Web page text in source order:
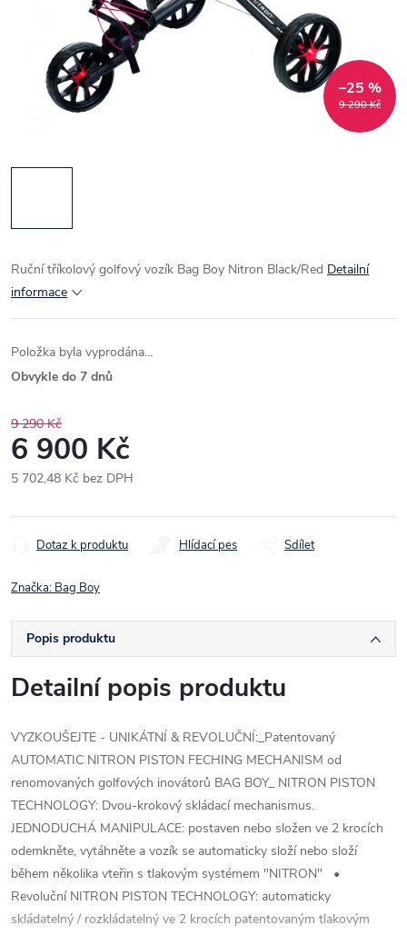
9 290 Kč
–25 %
Ruční tříkolový golfový vozík Bag Boy Nitron Black/Red Detailní
informace
Položka byla vyprodána…
Obvykle do 7 dnů
9 290 Kč
6 900 Kč
5 702,48 Kč bez DPH
cena:
Dotaz k produktu Hlídací pes Sdílet
Značka: Bag Boy
Popis produktu
Detailní popis produktu
VYZKOUŠEJTE - UNIKÁTNÍ & REVOLUČNÍ:_Patentovaný
AUTOMATIC NITRON PISTON FECHING MECHANISM od
renomovaných golfových inovátorů BAG BOY_ NITRON PISTON
TECHNOLOGY: Dvou-krokový skládací mechanismus.
JEDNODUCHÁ MANIPULACE: postaven nebo složen ve 2 krocích
odemkněte, vytáhněte a vozík se automaticky složí nebo složí
během několika vteřin s tlakovým systémem "NITRON" •
Revoluční NITRON PISTON TECHNOLOGY: automaticky
skládatelný / rozkládatelný ve 2 krocích patentovaným tlakovým